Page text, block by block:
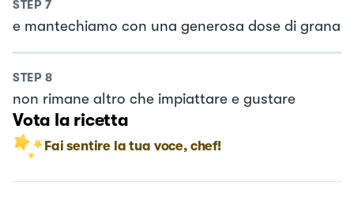
STEP 7
e mantechiamo con una generosa dose di grana
STEP 8
non rimane altro che impiattare e gustare
Vota la ricetta
Fai sentire la tua voce, chef!